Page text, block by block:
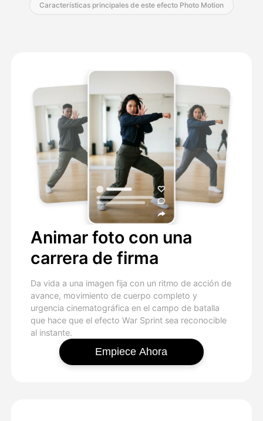
Características principales de este efecto Photo Motion
Animar foto con una
carrera de firma
Da vida a una imagen fija con un ritmo de acción de
avance, movimiento de cuerpo completo y
urgencia cinematográfica en el campo de batalla
que hace que el efecto War Sprint sea reconocible
al instante.
Empiece Ahora